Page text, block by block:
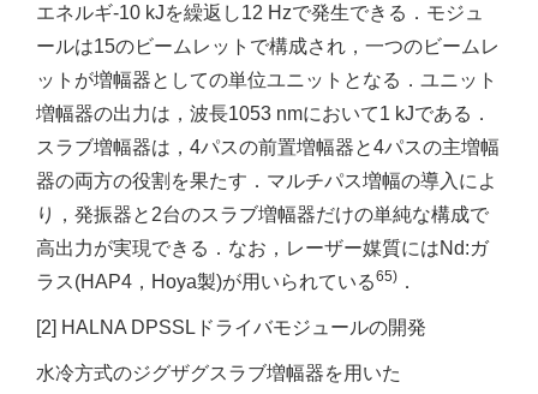
エネルギ-10 kJを繰返し12 Hzで発生できる．モジュ
ールは15のビームレットで構成され，一つのビームレ
ットが増幅器としての単位ユニットとなる．ユニット
増幅器の出力は，波長1053 nmにおいて1 kJである．
スラブ増幅器は，4パスの前置増幅器と4パスの主増幅
器の両方の役割を果たす．マルチパス増幅の導入によ
り，発振器と2台のスラブ増幅器だけの単純な構成で
高出力が実現できる．なお，レーザー媒質にはNd:ガ
ラス(HAP4，Hoya製)が用いられている65) ．
[2] HALNA DPSSLドライバモジュールの開発
水冷方式のジグザグスラブ増幅器を用いた